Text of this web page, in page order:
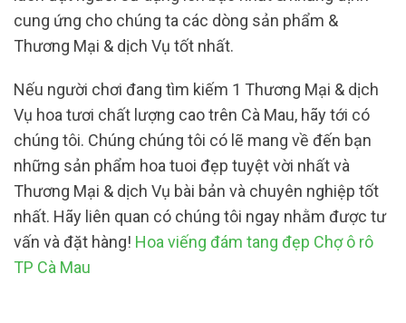
cung ứng cho chúng ta các dòng sản phẩm &
Thương Mại & dịch Vụ tốt nhất.
Nếu người chơi đang tìm kiếm 1 Thương Mại & dịch
Vụ hoa tươi chất lượng cao trên Cà Mau, hãy tới có
chúng tôi. Chúng chúng tôi có lẽ mang về đến bạn
những sản phẩm hoa tuoi đẹp tuyệt vời nhất và
Thương Mại & dịch Vụ bài bản và chuyên nghiệp tốt
nhất. Hãy liên quan có chúng tôi ngay nhằm được tư
vấn và đặt hàng! Hoa viếng đám tang đẹp Chợ ô rô
TP Cà Mau